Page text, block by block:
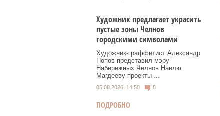
Художник предлагает украсить
пустые зоны Челнов
городскими символами
Художник‑граффитист Александр
Попов представил мэру
Набережных Челнов Наилю
Магдееву проекты ...
05.08.2026, 14:50 8
ПОДРОБНО